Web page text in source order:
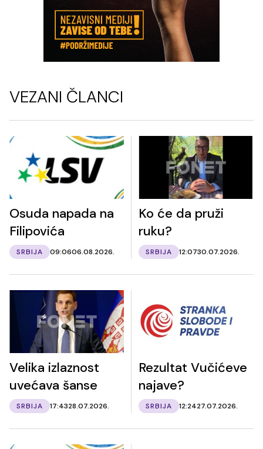
VEZANI ČLANCI
Osuda napada na
Filipovića
SRBIJA 09:0606.08.2026.
Ko će da pruži
ruku?
SRBIJA 12:0730.07.2026.
Velika izlaznost
uvećava šanse
SRBIJA 17:4328.07.2026.
Rezultat Vučićeve
najave?
SRBIJA 12:2427.07.2026.